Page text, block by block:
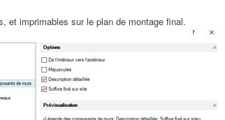
et imprimables sur le plan de montage final.